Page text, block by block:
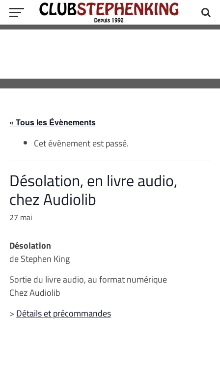
« Tous les Évènements
Cet évènement est passé.
Désolation, en livre audio,
chez Audiolib
27 mai
Désolation
de Stephen King
Sortie du livre audio, au format numérique
Chez Audiolib
> Détails et précommandes